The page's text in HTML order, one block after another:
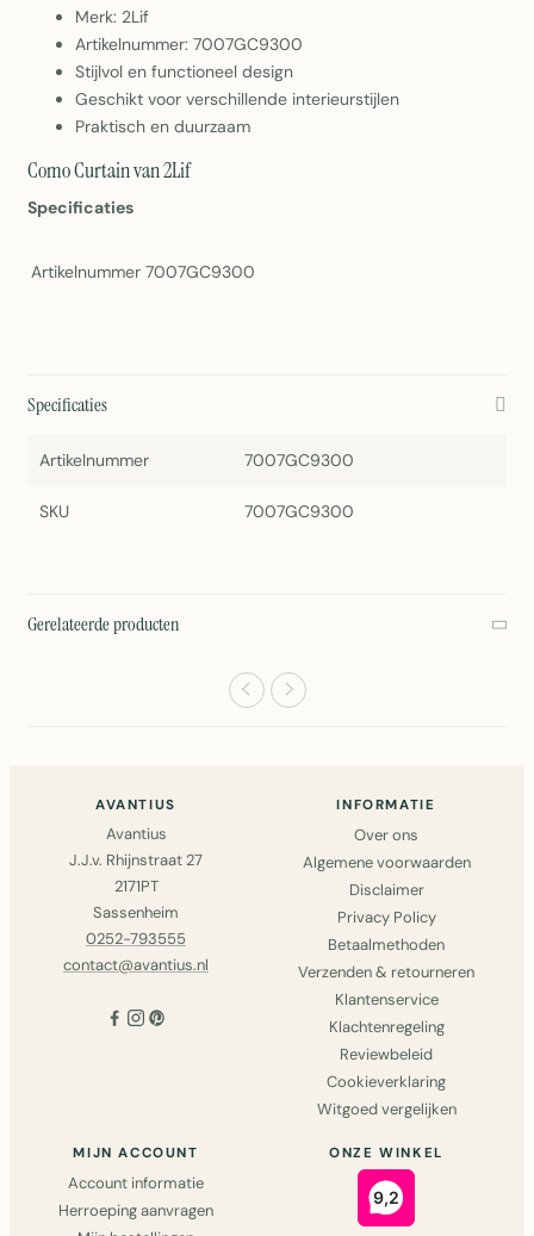
Merk: 2Lif
Artikelnummer: 7007GC9300
Stijlvol en functioneel design
Geschikt voor verschillende interieurstijlen
Praktisch en duurzaam
Como Curtain van 2Lif
Specificaties
Artikelnummer 7007GC9300
Specificaties
Artikelnummer 7007GC9300
SKU 7007GC9300
Gerelateerde producten
AVANTIUS
Avantius
J.J.v. Rhijnstraat 27
2171PT
Sassenheim
0252-793555
contact@avantius.nl
INFORMATIE
Over ons
Algemene voorwaarden
Disclaimer
Privacy Policy
Betaalmethoden
Verzenden & retourneren
Klantenservice
Klachtenregeling
Reviewbeleid
Cookieverklaring
Witgoed vergelijken
MIJN ACCOUNT
Account informatie
Herroeping aanvragen
ONZE WINKEL